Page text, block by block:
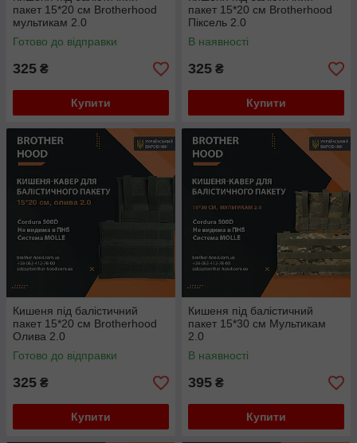
пакет 15*20 см Brotherhood
мультикам 2.0
Готово до відправки
325 ₴
Купити
пакет 15*20 см Brotherhood
Піксель 2.0
В наявності
325 ₴
Купити
Кишеня під балістичний
пакет 15*20 см Brotherhood
Олива 2.0
Готово до відправки
325 ₴
Купити
Кишеня під балістичний
пакет 15*30 см Мультикам
2.0
В наявності
395 ₴
Купити